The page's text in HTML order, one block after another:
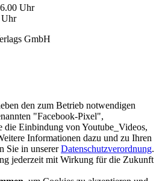
Uhr
GmbH
den zum Betrieb notwendigen
"Facebook-Pixel",
die Einbindung von Youtube_Videos,
Informationen dazu und zu Ihren
Sie in unsererDatenschutzverordnung.
jederzeit mit Wirkung für die Zukunft